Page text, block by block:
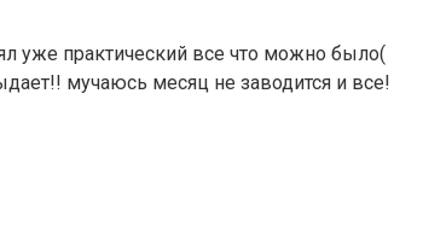
уже практический все что можно было(
мучаюсь месяц не заводится и все!